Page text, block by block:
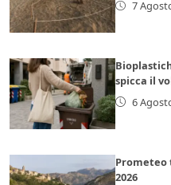
7
spicca il
6
Prometeo
2026